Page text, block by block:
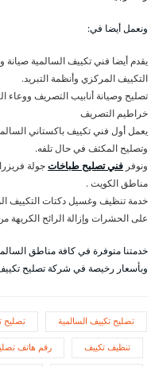
ونعمل أيضا في:
يقدم أيضا فني تكييف السالمية صيانة
التكييف المركزي وأنظمة التبريد.
تصليح وصيانة أنابيب التصريف
خراطيم التصريف
يعمل أول فني تكييف باكستاني
وتصليح المكثف في حال تلفه.
ونوفر فني تصليح طباخاتجولة
مناطق الكويت .
خدمة تنظيف وغسيل دكتات التكييف
على الحشرات وإزالة الرائح الكريهة
خدمتنا متوفرة في كافة مناطق
وبأسعار رخيصة في شركة تصليح
تصليح تكييف السالمية تصليح
تنظيف تكييف رقم هاتف